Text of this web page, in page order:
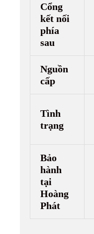
Cổng
kết nối
phía
sau
Nguồn
cấp
Tình
trạng
Bảo
hành
tại
Hoàng
Phát